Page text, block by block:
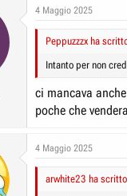
4 Maggio 2025
Peppuzzzx ha
Intanto per non
ci mancava
poche che
4 Maggio 2025
arwhite23 ha